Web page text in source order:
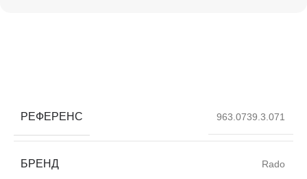
РЕФЕРЕНС 963.0739.3.071
БРЕНД Rado